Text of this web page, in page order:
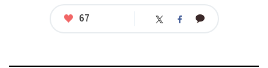
좋
67 트 페 카